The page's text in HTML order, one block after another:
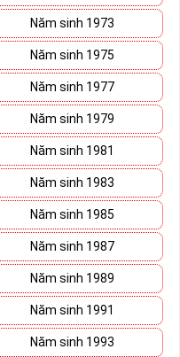
cho sức mạnh và quyền
số 9 lại thành bộ lục quý
thủy thể hiện đẳng cấp,
tài, chiêu lộc đem đến
người. Bên cạnh đó số sim
hạn giúp cuộc sống bạn
Quý 9?
Năm sinh 1973
Năm sinh 1975
Năm sinh 1977
Năm sinh 1979
Năm sinh 1981
Năm sinh 1983
Năm sinh 1985
Năm sinh 1987
Năm sinh 1989
Năm sinh 1991
Năm sinh 1993